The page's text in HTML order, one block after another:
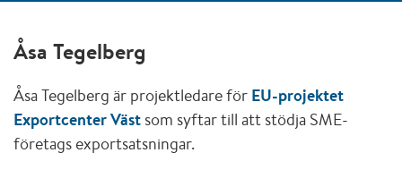
Åsa Tegelberg
Åsa Tegelberg är projektledare för EU-projektet
Exportcenter Väst som syftar till att stödja SME-
företags exportsatsningar.